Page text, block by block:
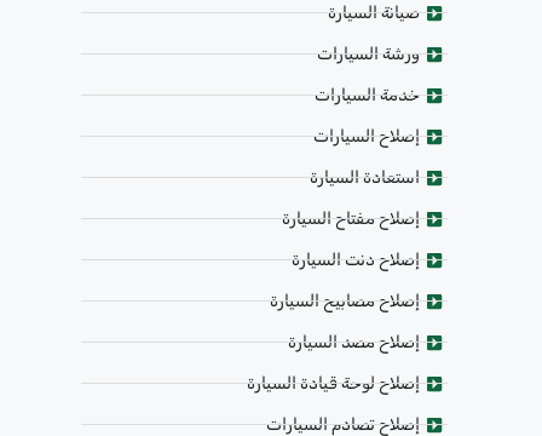
صيانة السيارة
ورشة السيارات
خدمة السيارات
إصلاح السيارات
استعادة السيارة
إصلاح مفتاح السيارة
إصلاح دنت السيارة
إصلاح مصابيح السيارة
إصلاح مصد السيارة
إصلاح لوحة قيادة السيارة
إصلاح تصادم السيارات